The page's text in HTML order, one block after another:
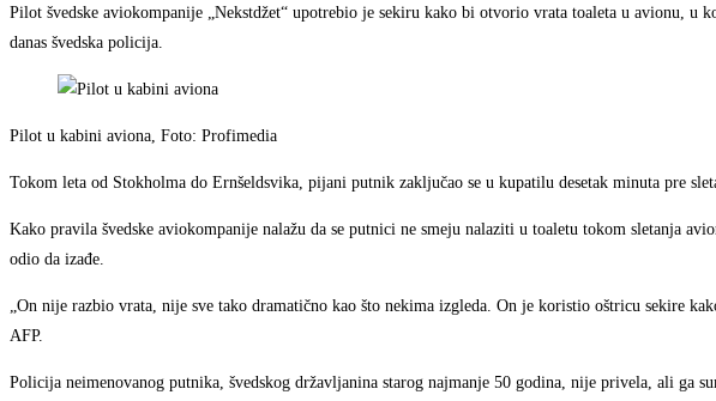
Pilot švedske aviokompanije „Nekstdžet“ upotrebio je sekiru kako bi otvorio vrata toaleta u avionu, u
danas švedska policija.
Pilot u kabini aviona, Foto: Profimedia
Tokom leta od Stokholma do Ernšeldsvika, pijani putnik zaključao se u kupatilu desetak minuta pre
Kako pravila švedske aviokompanije nalažu da se putnici ne smeju nalaziti u toaletu tokom sletanja
odio da izađe.
„On nije razbio vrata, nije sve tako dramatično kao što nekima izgleda. On je koristio oštricu sekire
AFP.
Policija neimenovanog putnika, švedskog državljanina starog najmanje 50 godina, nije privela, ali ga